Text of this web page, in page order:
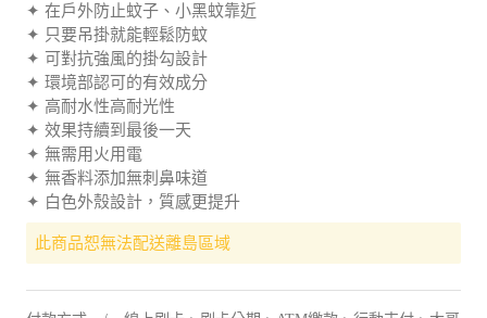
✦ 在戶外防止蚊子、小黑蚊靠近
✦ 只要吊掛就能輕鬆防蚊
✦ 可對抗強風的掛勾設計
✦ 環境部認可的有效成分
✦ 高耐水性高耐光性
✦ 效果持續到最後一天
✦ 無需用火用電
✦ 無香料添加無刺鼻味道
✦ 白色外殼設計，質感更提升
此商品恕無法配送離島區域